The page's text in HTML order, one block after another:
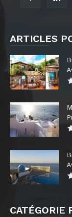
ARTICLES
CATÉGORIE